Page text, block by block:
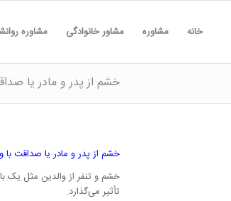
خانه مشاوره مشاور خانوادگی مشاوره
خشم از پدر و مادر یا
خشم از پدر و مادر یا صداقت با
خشم و تنفر از والدین مثل یک
تأثیر می‌گذارد.